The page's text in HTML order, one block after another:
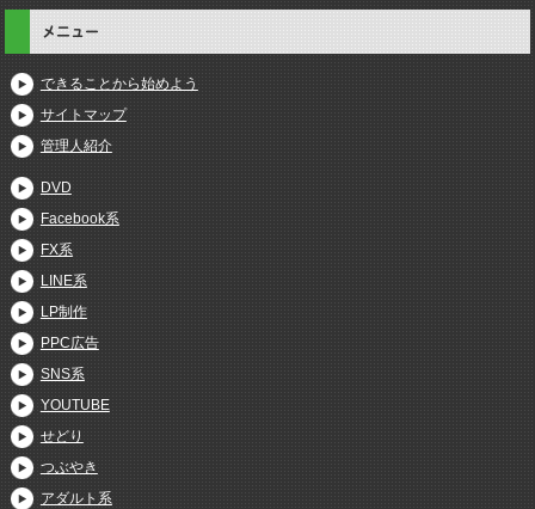
メニュー
できることから始めよう
サイトマップ
管理人紹介
DVD
Facebook系
FX系
LINE系
LP制作
PPC広告
SNS系
YOUTUBE
せどり
つぶやき
アダルト系